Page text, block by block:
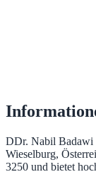
DDr. Nabil Badawi
Wieselburg,
3250 und bietet